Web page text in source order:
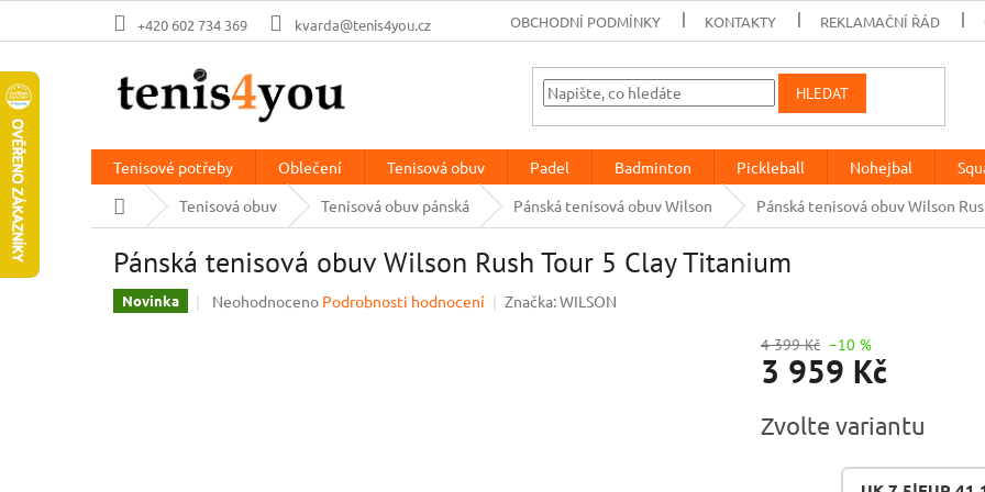
+420 602 734 369 kvarda@tenis4you.cz OBCHODNÍ PODMÍNKY KONTAKTY REKLAMAČNÍ ŘÁD
HLEDAT
Tenisové potřeby Oblečení Tenisová obuv Padel Badminton Pickleball Nohejbal
Domů Tenisová obuv Tenisová obuv pánská Pánská tenisová obuv Wilson Pánská tenisová obuv Wilson
Pánská tenisová obuv Wilson Rush Tour 5 Clay Titanium
Novinka
Průměrné
Neohodnoceno Podrobnosti hodnocení Značka:WILSON
4 399 Kč –10 %
3 959 Kč
cena:
Zvolte variantu